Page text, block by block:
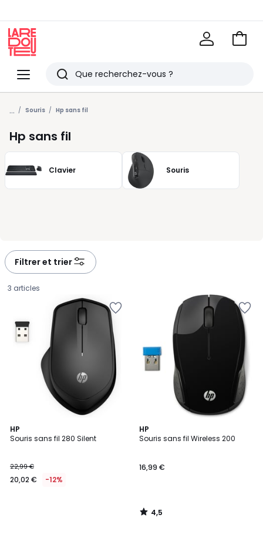
Menu
Redoute
Rechercher
Derniers
articles
vus
Voir
... Souris Hp sans fil
Hp sans fil
Clavier Souris
Filtrer et trier
3 articles
HP
Souris sans fil 280 Silent
€
au
22,99 €
20,02 € -12%
HP
Souris sans fil Wireless 200
16,99 €
4,5
/ 5
4,5
/